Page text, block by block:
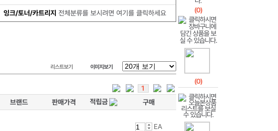
잉크/토너/카트리지 전체분류를 보시려면 여기를 클릭하세요
리스트보기 이미지보기
1
브랜드 판매가격 적립금 구매
EA
(0)
(0)